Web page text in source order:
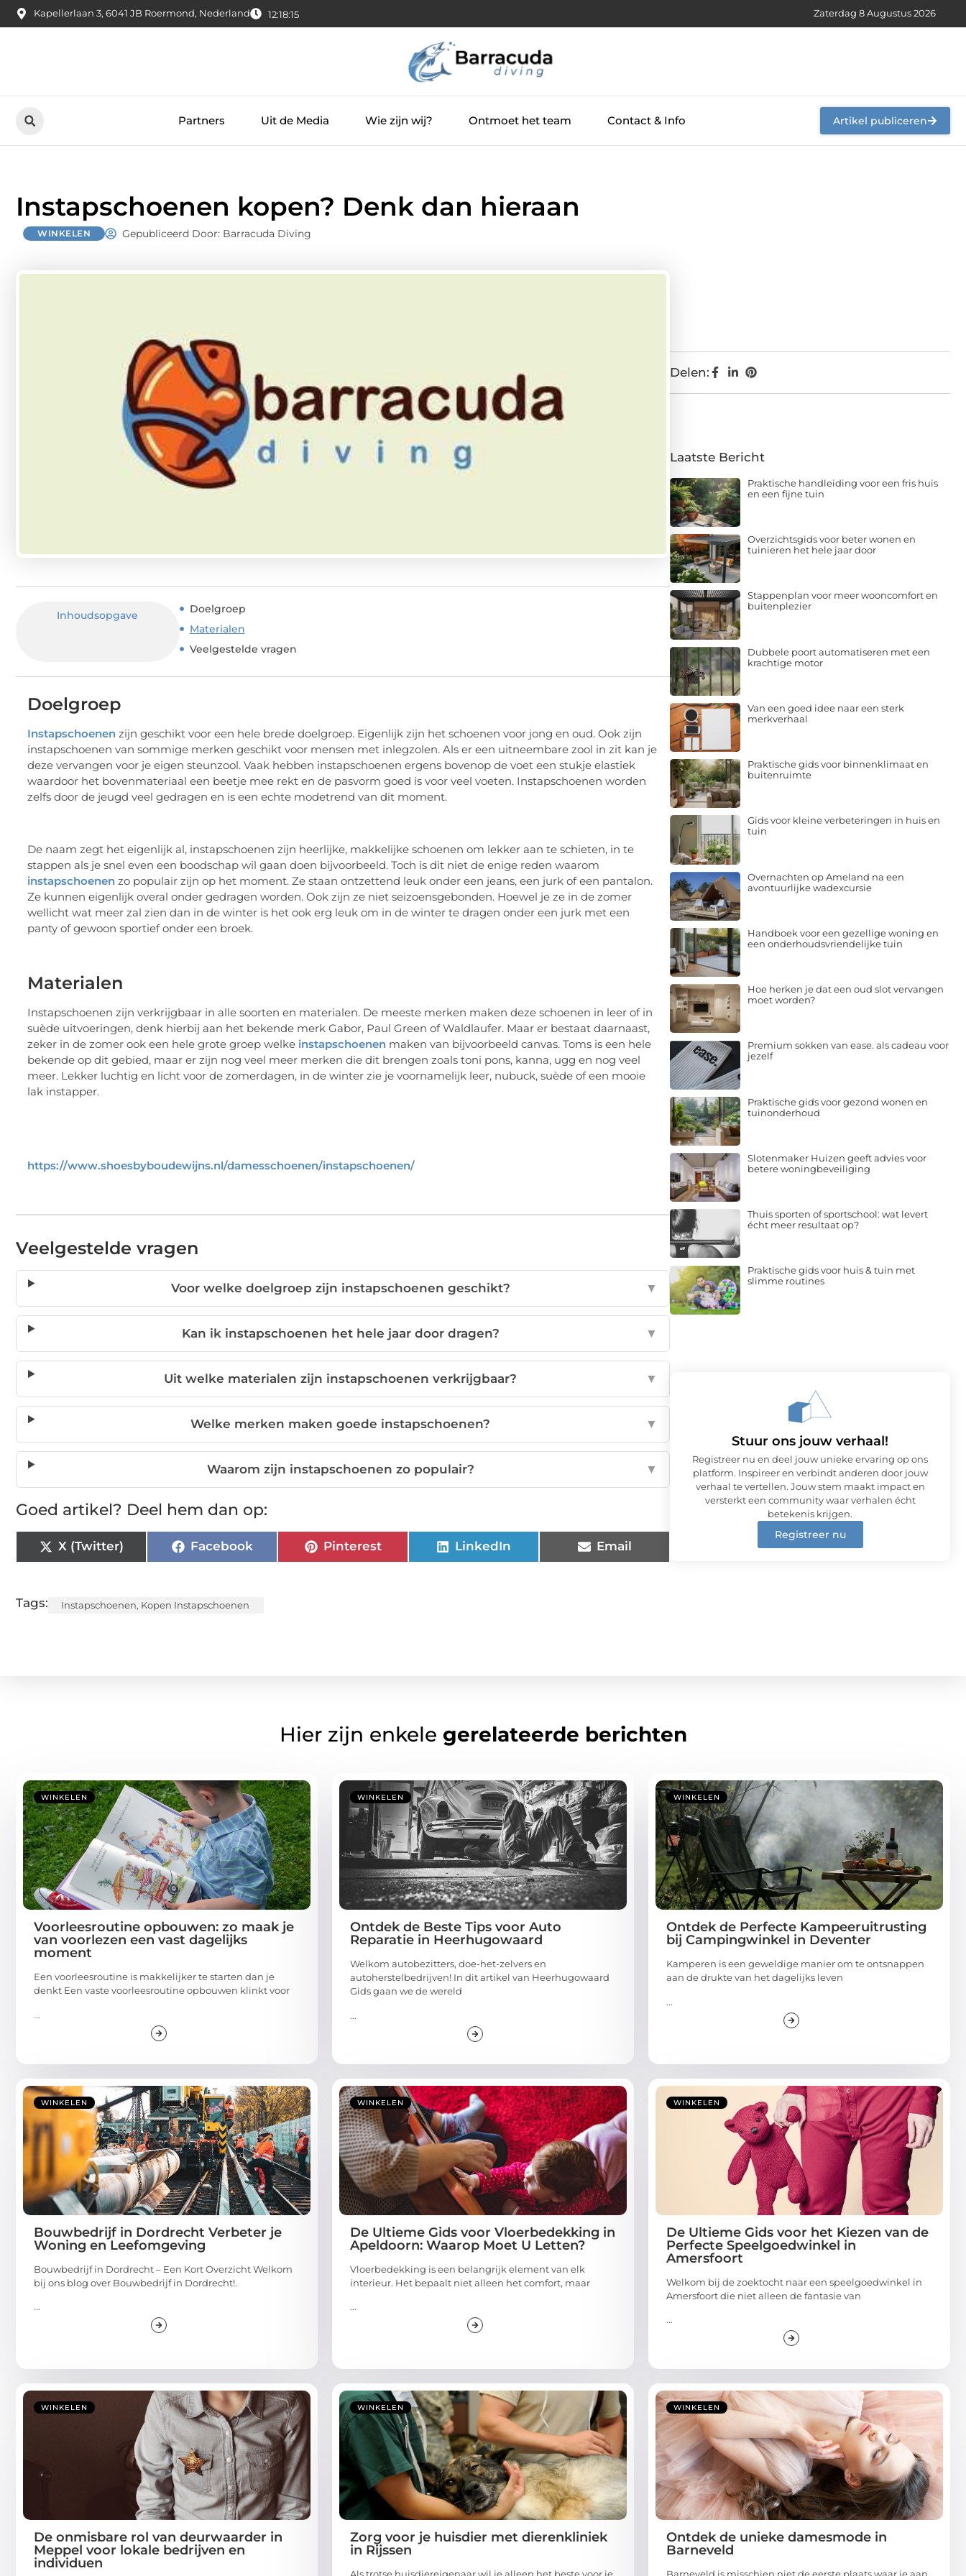
Kapellerlaan 3, 6041 JB Roermond, Nederland 12:18:17 Zaterdag 8 Augustus 2026
Partners Uit de Media Wie zijn wij? Ontmoet het team Contact & Info Artikel publiceren
Instapschoenen kopen? Denk dan hieraan
WINKELEN Gepubliceerd Door: Barracuda Diving
Inhoudsopgave
Doelgroep
Materialen
Veelgestelde vragen
Doelgroep
Instapschoenen zijn geschikt voor een hele brede doelgroep. Eigenlijk zijn het schoenen voor jong en oud. Ook zijn
instapschoenen van sommige merken geschikt voor mensen met inlegzolen. Als er een uitneembare zool in zit kan je
deze vervangen voor je eigen steunzool. Vaak hebben instapschoenen ergens bovenop de voet een stukje elastiek
waardoor het bovenmateriaal een beetje mee rekt en de pasvorm goed is voor veel voeten. Instapschoenen worden
zelfs door de jeugd veel gedragen en is een echte modetrend van dit moment.
De naam zegt het eigenlijk al, instapschoenen zijn heerlijke, makkelijke schoenen om lekker aan te schieten, in te
stappen als je snel even een boodschap wil gaan doen bijvoorbeeld. Toch is dit niet de enige reden waarom
instapschoenen zo populair zijn op het moment. Ze staan ontzettend leuk onder een jeans, een jurk of een pantalon.
Ze kunnen eigenlijk overal onder gedragen worden. Ook zijn ze niet seizoensgebonden. Hoewel je ze in de zomer
wellicht wat meer zal zien dan in de winter is het ook erg leuk om in de winter te dragen onder een jurk met een
panty of gewoon sportief onder een broek.
Materialen
Instapschoenen zijn verkrijgbaar in alle soorten en materialen. De meeste merken maken deze schoenen in leer of in
suède uitvoeringen, denk hierbij aan het bekende merk Gabor, Paul Green of Waldlaufer. Maar er bestaat daarnaast,
zeker in de zomer ook een hele grote groep welke instapschoenen maken van bijvoorbeeld canvas. Toms is een hele
bekende op dit gebied, maar er zijn nog veel meer merken die dit brengen zoals toni pons, kanna, ugg en nog veel
meer. Lekker luchtig en licht voor de zomerdagen, in de winter zie je voornamelijk leer, nubuck, suède of een mooie
lak instapper.
https://www.shoesbyboudewijns.nl/damesschoenen/instapschoenen/
Veelgestelde vragen
Voor welke doelgroep zijn instapschoenen geschikt? ▼
Kan ik instapschoenen het hele jaar door dragen? ▼
Uit welke materialen zijn instapschoenen verkrijgbaar? ▼
Welke merken maken goede instapschoenen? ▼
Waarom zijn instapschoenen zo populair? ▼
Goed artikel? Deel hem dan op:
X (Twitter) Facebook Pinterest LinkedIn Email
Tags: Instapschoenen, Kopen Instapschoenen
Delen:
Laatste Bericht
Praktische handleiding voor een fris huis
en een fijne tuin
Overzichtsgids voor beter wonen en
tuinieren het hele jaar door
Stappenplan voor meer wooncomfort en
buitenplezier
Dubbele poort automatiseren met een
krachtige motor
Van een goed idee naar een sterk
merkverhaal
Praktische gids voor binnenklimaat en
buitenruimte
Gids voor kleine verbeteringen in huis en
tuin
Overnachten op Ameland na een
avontuurlijke wadexcursie
Handboek voor een gezellige woning en
een onderhoudsvriendelijke tuin
Hoe herken je dat een oud slot vervangen
moet worden?
Premium sokken van ease. als cadeau voor
jezelf
Praktische gids voor gezond wonen en
tuinonderhoud
Slotenmaker Huizen geeft advies voor
betere woningbeveiliging
Thuis sporten of sportschool: wat levert
écht meer resultaat op?
Praktische gids voor huis & tuin met
slimme routines
Stuur ons jouw verhaal!
Registreer nu en deel jouw unieke ervaring op ons
platform. Inspireer en verbindt anderen door jouw
verhaal te vertellen. Jouw stem maakt impact en
versterkt een community waar verhalen écht
betekenis krijgen.
Registreer nu
Hier zijn enkele gerelateerde berichten
WINKELEN
Voorleesroutine opbouwen: zo maak je
van voorlezen een vast dagelijks
moment
Een voorleesroutine is makkelijker te starten dan je
denkt Een vaste voorleesroutine opbouwen klinkt voor
...
WINKELEN
Ontdek de Beste Tips voor Auto
Reparatie in Heerhugowaard
Welkom autobezitters, doe-het-zelvers en
autoherstelbedrijven! In dit artikel van Heerhugowaard
Gids gaan we de wereld
...
WINKELEN
Ontdek de Perfecte Kampeeruitrusting
bij Campingwinkel in Deventer
Kamperen is een geweldige manier om te ontsnappen
aan de drukte van het dagelijks leven
...
WINKELEN
Bouwbedrijf in Dordrecht Verbeter je
Woning en Leefomgeving
Bouwbedrijf in Dordrecht – Een Kort Overzicht Welkom
bij ons blog over Bouwbedrijf in Dordrecht!.
...
WINKELEN
De Ultieme Gids voor Vloerbedekking in
Apeldoorn: Waarop Moet U Letten?
Vloerbedekking is een belangrijk element van elk
interieur. Het bepaalt niet alleen het comfort, maar
...
WINKELEN
De Ultieme Gids voor het Kiezen van de
Perfecte Speelgoedwinkel in
Amersfoort
Welkom bij de zoektocht naar een speelgoedwinkel in
Amersfoort die niet alleen de fantasie van
...
WINKELEN
De onmisbare rol van deurwaarder in
Meppel voor lokale bedrijven en
individuen
WINKELEN
Zorg voor je huisdier met dierenkliniek
in Rijssen
WINKELEN
Ontdek de unieke damesmode in
Barneveld